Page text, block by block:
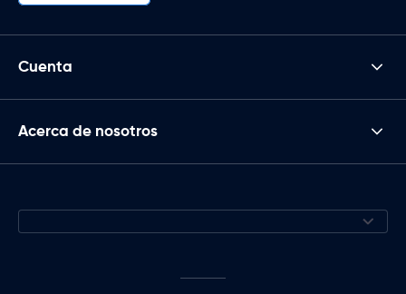
Cuenta
Acerca de nosotros